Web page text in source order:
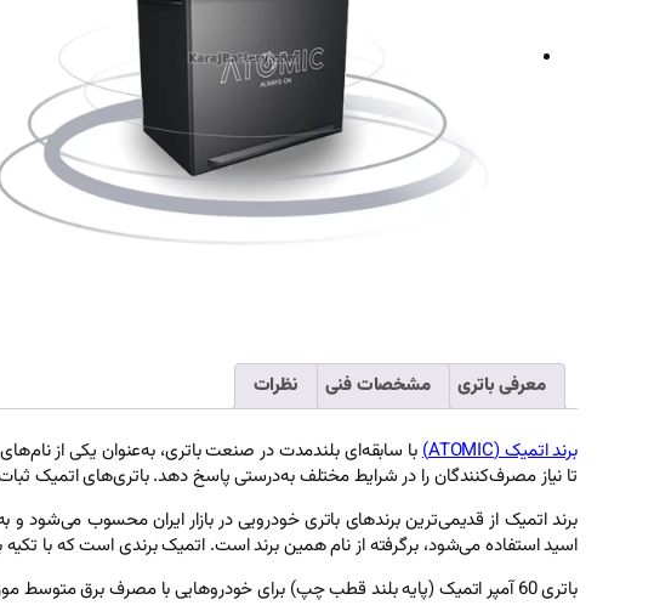
معرفی باتری مشخصات فنی نظرات
برند اتمیک (ATOMIC)
با سابقه‌ای بلندمدت در صنعت باتری، به‌عنوان یکی از
تا نیاز مصرف‌کنندگان را در شرایط مختلف به‌درستی پاسخ دهد. باتری‌های اتمیک
برند اتمیک از قدیمی‌ترین برندهای باتری خودرویی در بازار ایران محسوب می‌شود و
اسید استفاده می‌شود، برگرفته از نام همین برند است. اتمیک برندی است که با
باتری 60 آمپر اتمیک (پایه بلند قطب چپ) برای خودرو‌هایی با مصرف برق متوسط مورد استفاده قرار می‌گیرد. این باتری با تکنولوژی سیلد اسید ( اتمی) تولید شده است بنابراین نیاز به نگهداری دوره‌ای ندارد.